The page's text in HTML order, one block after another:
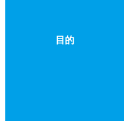
目的